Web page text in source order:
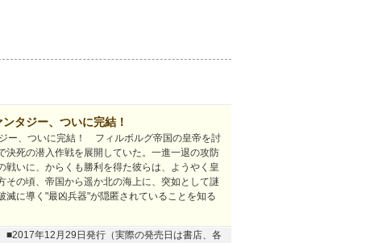
タジー、ついに完結！
ー、ついに完結！ フィルボルグ帝国の皇帝を討
決死の潜入作戦を展開していた。一進一退の攻防
戦いに、からくも勝利を得た彼らは、ようやく皇
その頃、帝国から遥か北の海上に、突如として謎
滅に導く"最凶兵器"が隠匿されていることを知る
■2017年12月29日発行（実際の発売日は書店、各